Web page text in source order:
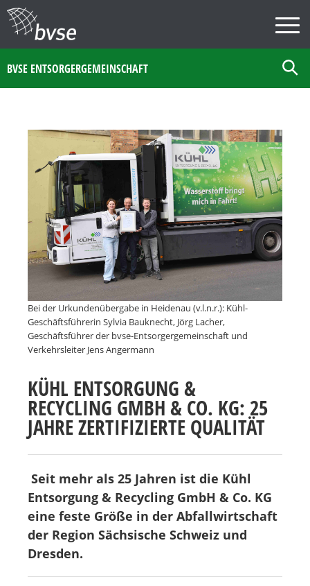
BVSE ENTSORGERGEMEINSCHAFT
Bei der Urkundenübergabe in Heidenau (v.l.n.r.): Kühl-
Geschäftsführerin Sylvia Bauknecht, Jörg Lacher,
Geschäftsführer der bvse-Entsorgergemeinschaft und
Verkehrsleiter Jens Angermann
KÜHL ENTSORGUNG &
RECYCLING GMBH & CO. KG: 25
JAHRE ZERTIFIZIERTE QUALITÄT
Seit mehr als 25 Jahren ist die Kühl
Entsorgung & Recycling GmbH & Co. KG
eine feste Größe in der Abfallwirtschaft
der Region Sächsische Schweiz und
Dresden.